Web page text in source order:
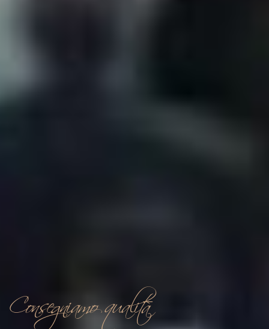
Consegniamo qualità